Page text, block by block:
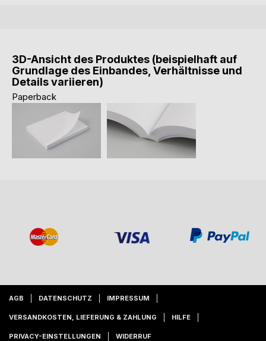
3D-Ansicht des Produktes (beispielhaft auf
Grundlage des Einbandes, Verhältnisse und
Details variieren)
Paperback
AGB DATENSCHUTZ IMPRESSUM
VERSANDKOSTEN, LIEFERUNG & ZAHLUNG HILFE
PRIVACY-EINSTELLUNGEN WIDERRUF